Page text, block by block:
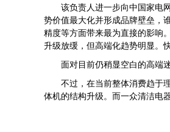
该负责人进一步向中国家电网
势价值最大化并形成品牌壁垒，
精度等方面带来最为直接的影响
升级放缓，但高端化趋势明显。
面对目前仍稍显空白的高端迷
不过，在当前整体消费趋于理
体机的结构升级。而一众清洁电